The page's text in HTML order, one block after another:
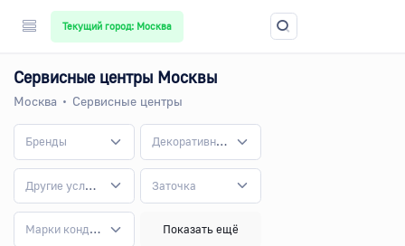
Текущий город: Москва
Сервисные центры Москвы
Москва Сервисные центры
Бренды Декоративно-прикладные работы
Другие услуги Заточка
Марки кондиционеров Показать ещё